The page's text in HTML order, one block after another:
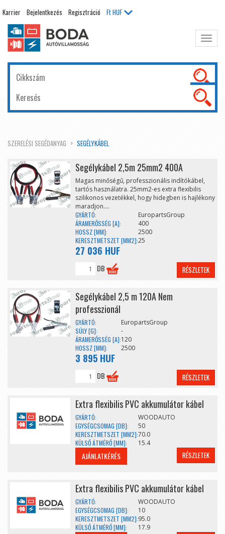
Karrier Bejelentkezés Regisztráció FtHUF
SZERELÉSI SEGÉDANYAG SEGÉLYKÁBEL
Segélykábel 2,5m 25mm2 400A
Magas minőségű, professzionális indítókábel,
tartós használatra. 25mm2-es extra flexibilis
szilikonos vezetékkel, hogy hidegben is hajlékony
maradjon....
GYÁRTÓ:
EuropartsGroup
ÁRAMERŐSSÉG [A]:
400
HOSSZ [MM]:
2500
KERESZTMETSZET [MM2]:25
27 036 HUF
DB RÉSZLETEK
Segélykábel 2,5 m 120A Nem
professzionál
GYÁRTÓ:
EuropartsGroup
SÚLY [G]:
-
ÁRAMERŐSSÉG [A]:120
HOSSZ [MM]:
2500
3 895 HUF
DB RÉSZLETEK
Extra flexibilis PVC akkumulátor kábel
GYÁRTÓ:
WOODAUTO
EGYSÉGCSOMAG [DB]:
50
KERESZTMETSZET [MM2]:70.0
KÜLSŐ ÁTMÉRŐ [MM]:
15.4
AJÁNLATKÉRÉS RÉSZLETEK
Extra flexibilis PVC akkumulátor kábel
GYÁRTÓ:
WOODAUTO
EGYSÉGCSOMAG [DB]:
10
KERESZTMETSZET [MM2]:95.0
KÜLSŐ ÁTMÉRŐ [MM]:
17.9